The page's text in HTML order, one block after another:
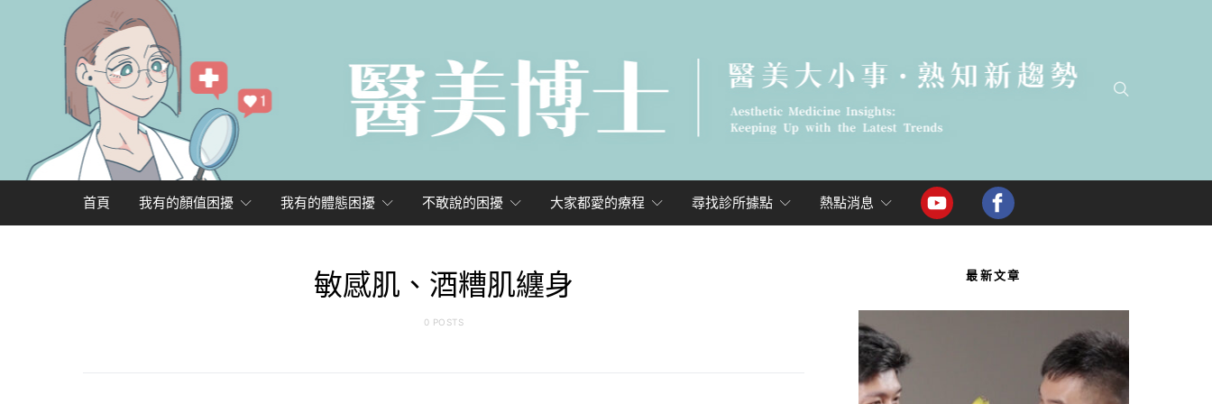
首頁 我有的顏值困擾 我有的體態困擾 不敢說的困擾 大家都愛的療程 尋找診所據點 熱點消息
敏感肌、酒糟肌纏身
0 POSTS
最新文章